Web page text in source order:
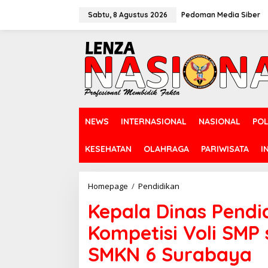
Sabtu, 8 Agustus 2026 Pedoman Media Siber
NEWS INTERNASIONAL NASIONAL
KESEHATAN OLAHRAGA PARIWISATA
Homepage / Pendidikan
p
a
D
i
Kepala Dinas
Kompetisi Voli
SMKN 6 Surabaya